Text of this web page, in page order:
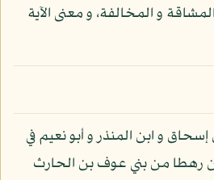
و المخالفة، و معنى الآية
إسحاق و ابن المنذر و أبو نعيم في
رهطا من بني عوف بن الحارث